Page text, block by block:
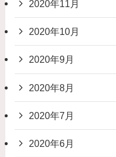
2020年11月
2020年10月
2020年9月
2020年8月
2020年7月
2020年6月